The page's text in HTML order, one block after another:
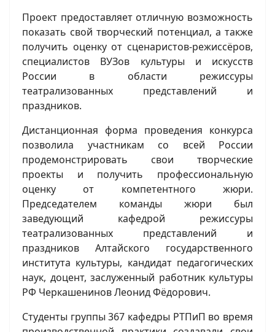
Проект предоставляет отличную возможность
показать свой творческий потенциал, а также
получить оценку от сценаристов-режиссёров,
специалистов ВУЗов культуры и искусств
России в области режиссуры
театрализованных представлений и
праздников.
Дистанционная форма проведения конкурса
позволила участникам со всей России
продемонстрировать свои творческие
проекты и получить профессиональную
оценку от компетентного жюри.
Председателем команды жюри был
заведующий кафедрой режиссуры
театрализованных представлений и
праздников Алтайского государственного
института культуры, кандидат педагогических
наук, доцент, заслуженный работник культуры
РФ Черкашенинов Леонид Фёдорович.
Студенты группы 367 кафедры РТПиП во время